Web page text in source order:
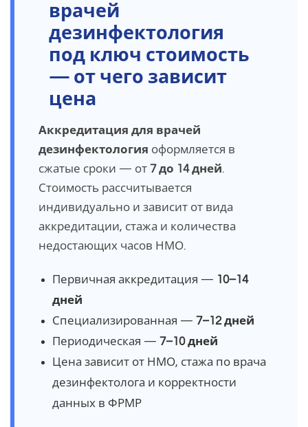
врачей
дезинфектология
под ключ стоимость
— от чего зависит
цена
Аккредитация для врачей
дезинфектология оформляется в
сжатые сроки — от 7 до 14 дней.
Стоимость рассчитывается
индивидуально и зависит от вида
аккредитации, стажа и количества
недостающих часов НМО.
Первичная аккредитация — 10–14
дней
Специализированная — 7–12 дней
Периодическая — 7–10 дней
Цена зависит от НМО, стажа по врача
дезинфектолога и корректности
данных в ФРМР